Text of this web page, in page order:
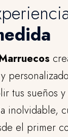
tus sueños
inolvidable,
el primer